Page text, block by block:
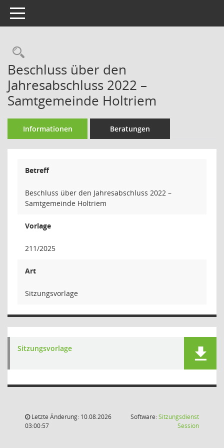
Toggle navigation
Rechercheauswahl
Beschluss über den
Jahresabschluss 2022 –
Samtgemeinde Holtriem
Informationen Beratungen
Betreff
Beschluss über den Jahresabschluss 2022 –
Samtgemeinde Holtriem
Vorlage
211/2025
Art
Sitzungsvorlage
Sitzungsvorlage
Letzte Änderung: 10.08.2026
03:00:57
Software:Sitzungsdienst
Session(Wird in